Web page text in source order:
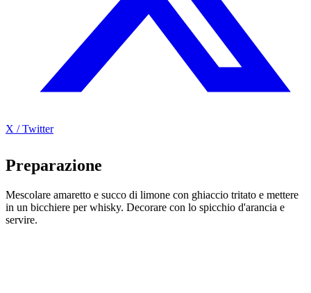
X / Twitter
Preparazione
Mescolare amaretto e succo di limone con ghiaccio tritato e mettere
in un bicchiere per whisky. Decorare con lo spicchio d'arancia e
servire.